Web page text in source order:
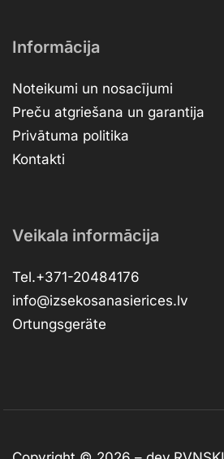
Informācija
Noteikumi un nosacījumi
Preču atgriešana un garantija
Privātuma politika
Kontakti
Veikala informācija
Tel.+371-20484176
info@izsekosanasierices.lv
Ortungsgeräte